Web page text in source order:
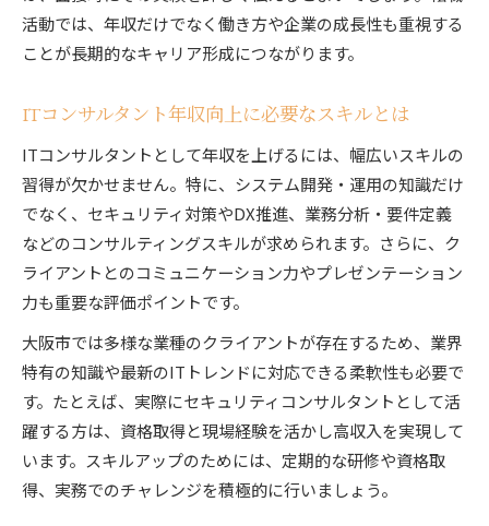
活動では、年収だけでなく働き方や企業の成長性も重視する
ことが長期的なキャリア形成につながります。
ITコンサルタント年収向上に必要なスキルとは
ITコンサルタントとして年収を上げるには、幅広いスキルの
習得が欠かせません。特に、システム開発・運用の知識だけ
でなく、セキュリティ対策やDX推進、業務分析・要件定義
などのコンサルティングスキルが求められます。さらに、ク
ライアントとのコミュニケーション力やプレゼンテーション
力も重要な評価ポイントです。
大阪市では多様な業種のクライアントが存在するため、業界
特有の知識や最新のITトレンドに対応できる柔軟性も必要で
す。たとえば、実際にセキュリティコンサルタントとして活
躍する方は、資格取得と現場経験を活かし高収入を実現して
います。スキルアップのためには、定期的な研修や資格取
得、実務でのチャレンジを積極的に行いましょう。